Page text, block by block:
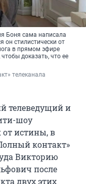
Боня сама написала
он стилистически от
в прямом эфире
доказать, что ее
телеканала
телеведущий и
шоу
от истины, в
контакт»
Викторию
после
двух этих